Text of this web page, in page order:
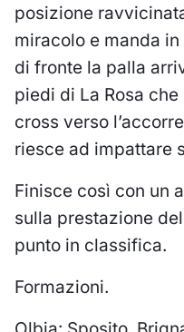
posizione
miracolo e manda
di fronte la palla
piedi di La Rosa
cross verso
riesce ad impattare
Finisce così con un
sulla prestazione
punto in classifica.
Formazioni.